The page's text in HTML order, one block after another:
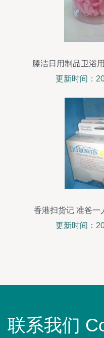
滕洁日用制品卫浴
更新时间：
香港扫货记 准爸一
更新时间：
联系我们